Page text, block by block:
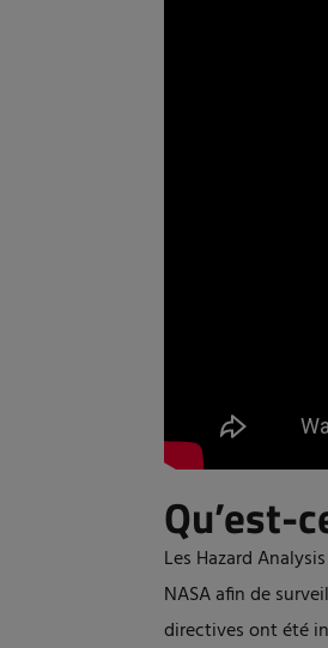
Qu’est-
Les Hazard
NASA afin de
directives ont été